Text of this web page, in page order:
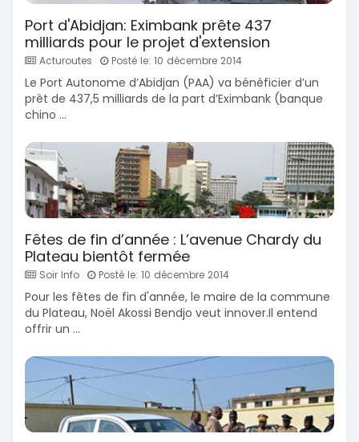
Port d'Abidjan: Eximbank prête 437
milliards pour le projet d'extension
Acturoutes Posté le: 10 décembre 2014
Le Port Autonome d’Abidjan (PAA) va bénéficier d’un
prêt de 437,5 milliards de la part d’Eximbank (banque
chino ...
Fêtes de fin d’année : L’avenue Chardy du
Plateau bientôt fermée
Soir Info Posté le: 10 décembre 2014
Pour les fêtes de fin d'année, le maire de la commune
du Plateau, Noël Akossi Bendjo veut innover.Il entend
offrir un ...